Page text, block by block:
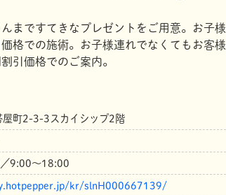
まですてきなプレゼントをご用意。お子様
格での施術。お子様連れでなくてもお客様
引価格でのご案内。
屋町2-3-3スカイシップ2階
9:00～18:00
kr/slnH000667139/